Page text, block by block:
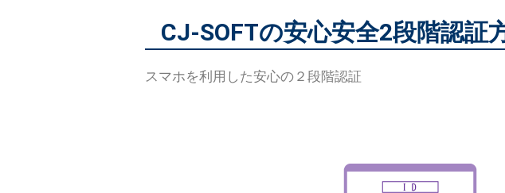
CJ-SOFTの安心安全2段階認証
スマホを利用した安心の２段階認証